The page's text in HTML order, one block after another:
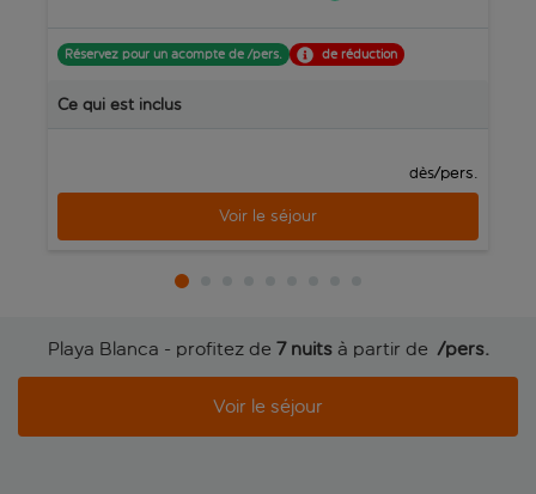
Réservez pour un acompte de /pers. de réduction
Ce qui est inclus
dès/pers.
Voir le séjour
Playa Blanca - profitez de 7 nuitsà partir de /pers.
Voir le séjour